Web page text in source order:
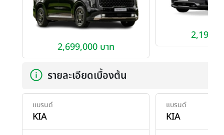
2,699,000 บาท
รายละเอียดเบื้องต้น
แบรนด์
KIA
แบรนด์
KIA